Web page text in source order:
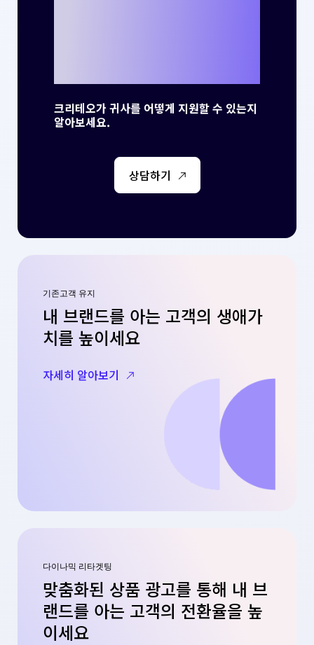
크리테오가 귀사를 어떻게 지원할 수 있는지
알아보세요.
상담하기
기존고객 유지
내 브랜드를 아는 고객의 생애가
치를 높이세요
자세히 알아보기
다이나믹 리타겟팅
맞춤화된 상품 광고를 통해 내 브
랜드를 아는 고객의 전환율을 높
이세요